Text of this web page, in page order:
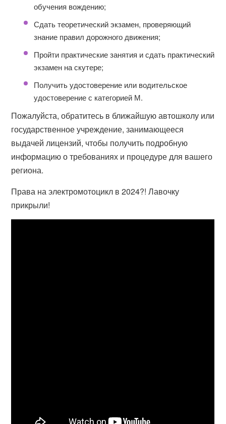
обучения вождению;
Сдать теоретический экзамен, проверяющий
знание правил дорожного движения;
Пройти практические занятия и сдать практический
экзамен на скутере;
Получить удостоверение или водительское
удостоверение с категорией М.
Пожалуйста, обратитесь в ближайшую автошколу или
государственное учреждение, занимающееся
выдачей лицензий, чтобы получить подробную
информацию о требованиях и процедуре для вашего
региона.
Права на электромотоцикл в 2024?! Лавочку
прикрыли!